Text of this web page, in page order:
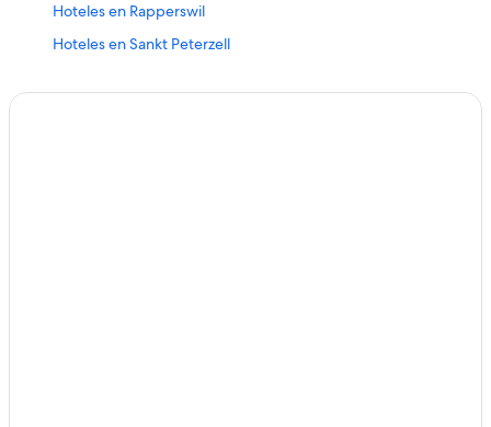
Hoteles en Rapperswil
Hoteles en Sankt Peterzell